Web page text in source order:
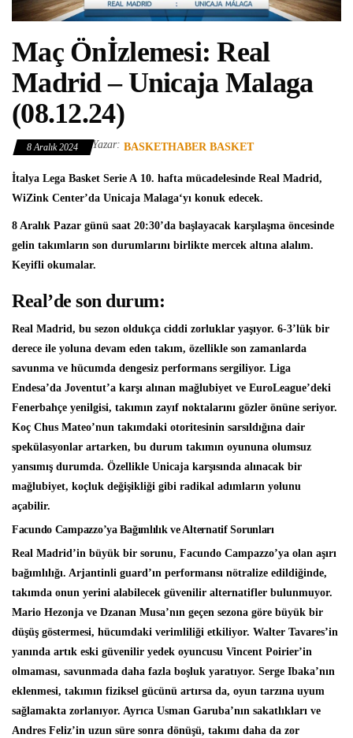
Maç Önİzlemesi: Real
Madrid – Unicaja Malaga
(08.12.24)
8 Aralık 2024 Yazar: BASKETHABER BASKET
İtalya Lega Basket Serie A 10. hafta mücadelesinde Real Madrid,
WiZink Center’da Unicaja Malaga‘yı konuk edecek.
8 Aralık Pazar günü saat 20:30’da başlayacak karşılaşma öncesinde
gelin takımların son durumlarını birlikte mercek altına alalım.
Keyifli okumalar.
Real’de son durum:
Real Madrid, bu sezon oldukça ciddi zorluklar yaşıyor. 6-3’lük bir
derece ile yoluna devam eden takım, özellikle son zamanlarda
savunma ve hücumda dengesiz performans sergiliyor. Liga
Endesa’da Joventut’a karşı alınan mağlubiyet ve EuroLeague’deki
Fenerbahçe yenilgisi, takımın zayıf noktalarını gözler önüne seriyor.
Koç Chus Mateo’nun takımdaki otoritesinin sarsıldığına dair
spekülasyonlar artarken, bu durum takımın oyununa olumsuz
yansımış durumda. Özellikle Unicaja karşısında alınacak bir
mağlubiyet, koçluk değişikliği gibi radikal adımların yolunu
açabilir.
Facundo Campazzo’ya Bağımlılık ve Alternatif Sorunları
Real Madrid’in büyük bir sorunu, Facundo Campazzo’ya olan aşırı
bağımlılığı. Arjantinli guard’ın performansı nötralize edildiğinde,
takımda onun yerini alabilecek güvenilir alternatifler bulunmuyor.
Mario Hezonja ve Dzanan Musa’nın geçen sezona göre büyük bir
düşüş göstermesi, hücumdaki verimliliği etkiliyor. Walter Tavares’in
yanında artık eski güvenilir yedek oyuncusu Vincent Poirier’in
olmaması, savunmada daha fazla boşluk yaratıyor. Serge Ibaka’nın
eklenmesi, takımın fiziksel gücünü artırsa da, oyun tarzına uyum
sağlamakta zorlanıyor. Ayrıca Usman Garuba’nın sakatlıkları ve
Andres Feliz’in uzun süre sonra dönüşü, takımı daha da zor